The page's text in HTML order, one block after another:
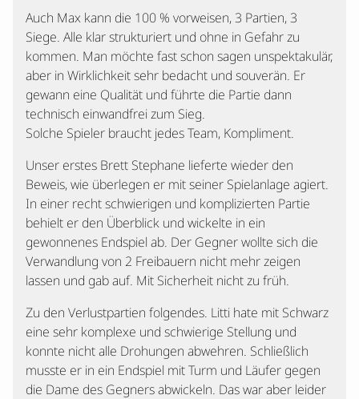
Auch Max kann die 100 % vorweisen, 3 Partien, 3
Siege. Alle klar strukturiert und ohne in Gefahr zu
kommen. Man möchte fast schon sagen unspektakulär,
aber in Wirklichkeit sehr bedacht und souverän. Er
gewann eine Qualität und führte die Partie dann
technisch einwandfrei zum Sieg.
Solche Spieler braucht jedes Team, Kompliment.
Unser erstes Brett Stephane lieferte wieder den
Beweis, wie überlegen er mit seiner Spielanlage agiert.
In einer recht schwierigen und komplizierten Partie
behielt er den Überblick und wickelte in ein
gewonnenes Endspiel ab. Der Gegner wollte sich die
Verwandlung von 2 Freibauern nicht mehr zeigen
lassen und gab auf. Mit Sicherheit nicht zu früh.
Zu den Verlustpartien folgendes. Litti hate mit Schwarz
eine sehr komplexe und schwierige Stellung und
konnte nicht alle Drohungen abwehren. Schließlich
musste er in ein Endspiel mit Turm und Läufer gegen
die Dame des Gegners abwickeln. Das war aber leider